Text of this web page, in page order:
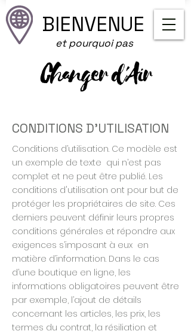
et pourquoi pas
BIENVENUE
CONDITIONS D’UTILISATION
Conditions d’utilisation. Ce modèle est
un exemple de texte qui n’est pas
complet et ne peut être publié. Les
conditions d'utilisation ont pour but de
protéger les propriétaires de site. Ces
derniers peuvent définir leurs propres
conditions générales et répondre aux
exigences s’imposant à eux en
matière d’information. Dans le cas
d’une boutique en ligne, les
informations obligatoires peuvent être
par exemple, l’ajout de détails
concernant les articles, les prix, les
termes du contrat, la résiliation et